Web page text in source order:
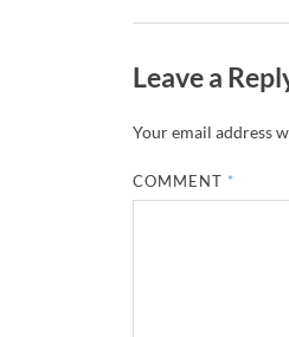
Leave a
Your email address
COMMENT *